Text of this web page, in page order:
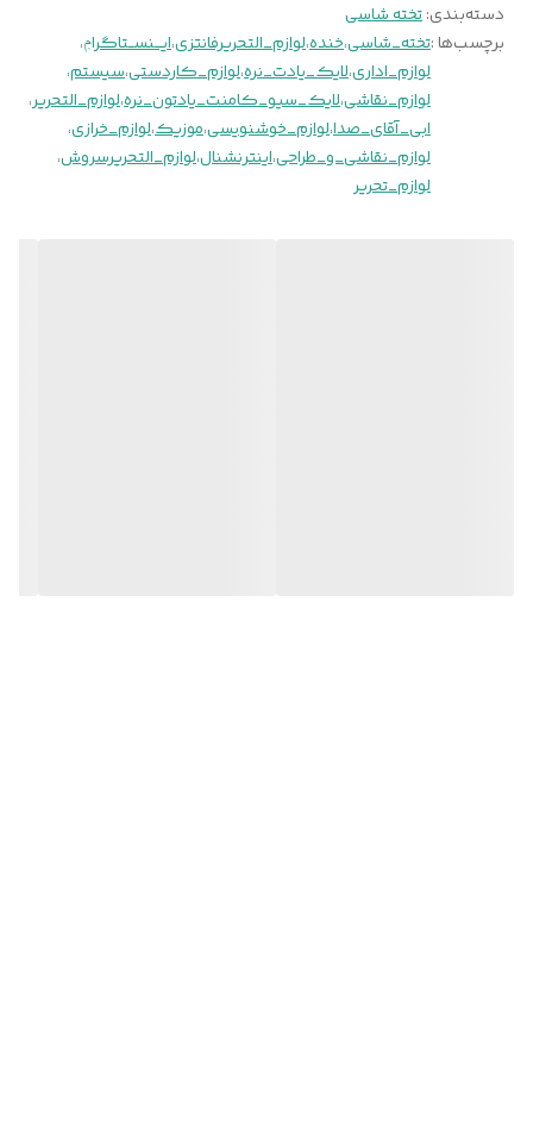
دسته‌بندی:تخته شاسی
برچسب‌ها :تخته_شاسی،خنده،لوازم_التحریرفانتزی،ایـــنســتاگراݦ،
لوازم_اداری،لایک_یادت_نره،لوازم_کاردستی،سیستم،
لوازم_نقاشی،لایک_سیو_کامنت_یادتون_نره،لوازم_التحریر،
ابی_آقای_صدا،لوازم_خوشنویسی،موزیک،لوازم_خرازی،
لوازم_نقاشی_و_طراحی،اینترنشنال،لوازم_التحریرسروش،
لوازم_تحریر